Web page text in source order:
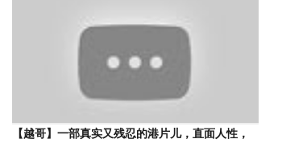
【越哥】一部真实又残忍的港片儿，直面人性，